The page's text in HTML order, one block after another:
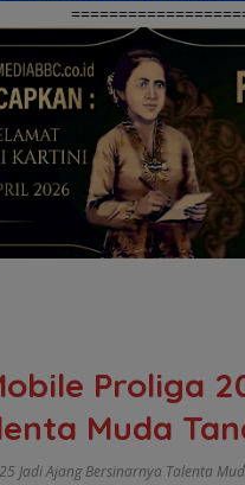
Proliga
Muda
Jadi Ajang Bersinarnya Talenta